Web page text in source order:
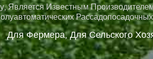
Является Известным
Для Фермера, Для Сельского